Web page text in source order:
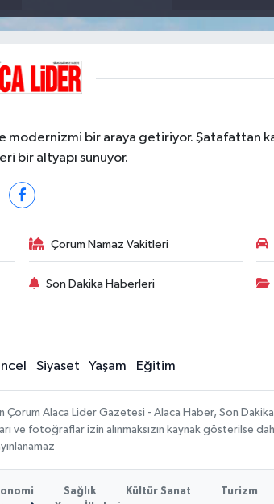
bir araya getiriyor. Şatafattan
bir altyapı sunuyor.
Çorum Namaz Vakitleri
Son Dakika Haberleri
Siyaset Yaşam Eğitim
Çorum Alaca Lider Gazetesi - Alaca Haber, Son
ve fotoğraflar izin alınmaksızın kaynak gösterilse
Sağlık Kültür Sanat
Turizm